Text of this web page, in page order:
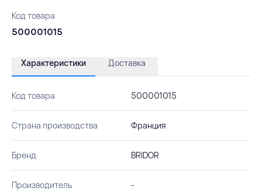
Код товара
500001015
Характеристики Доставка
Код товара 500001015
Страна производства Франция
Бренд BRIDOR
Производитель -